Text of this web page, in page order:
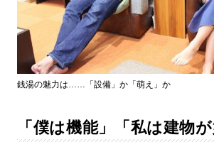
銭湯の魅力は……「設備」か「萌え」か
「僕は機能」「私は建物が